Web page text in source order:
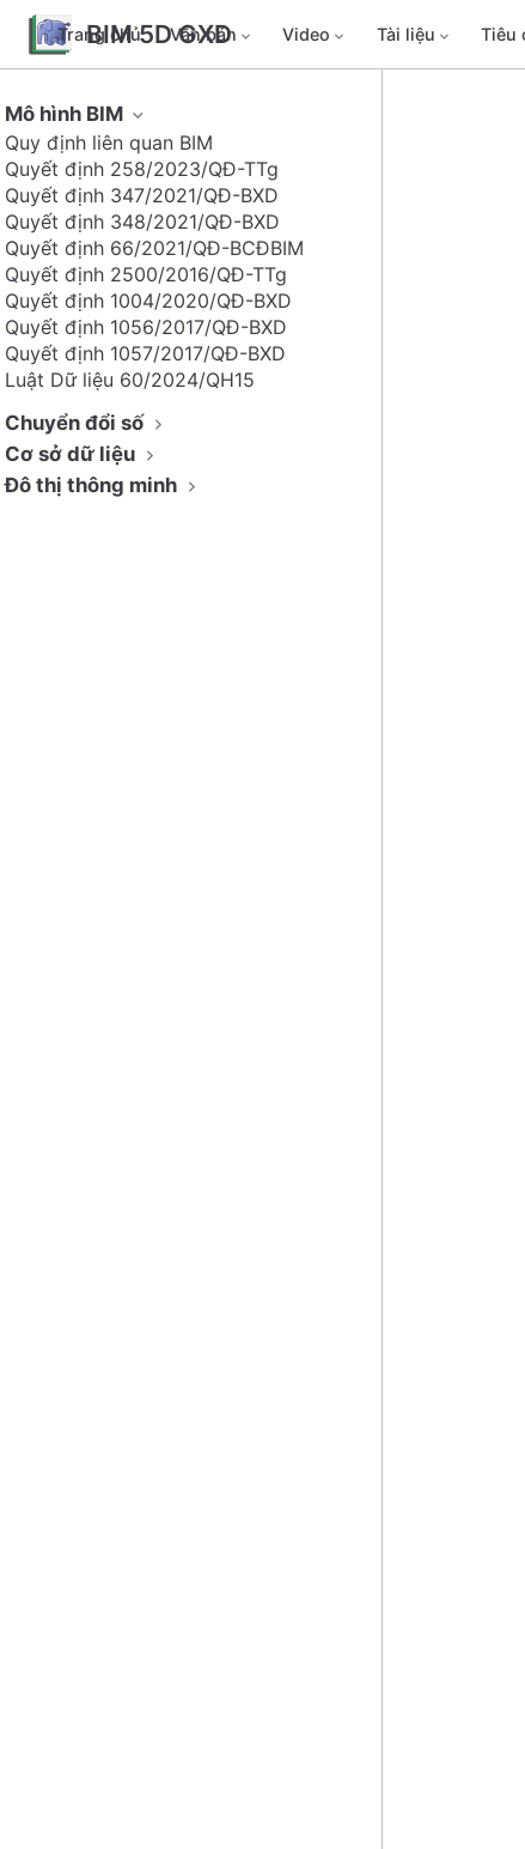
BIM 5D GXD
Trang chủ Văn bản Video Tài liệu Tiêu
Mô hình BIM
Quy định liên quan BIM
Quyết định 258/2023/QĐ-TTg
Quyết định 347/2021/QĐ-BXD
Quyết định 348/2021/QĐ-BXD
Quyết định 66/2021/QĐ-BCĐBIM
Quyết định 2500/2016/QĐ-TTg
Quyết định 1004/2020/QĐ-BXD
Quyết định 1056/2017/QĐ-BXD
Quyết định 1057/2017/QĐ-BXD
Luật Dữ liệu 60/2024/QH15
Chuyển đổi số
Cơ sở dữ liệu
Đô thị thông minh